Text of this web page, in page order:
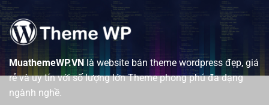
MuathemeWP.VNlà website bán theme wordpress đẹp, giá
rẻ và uy tín với số lượng lớn Theme phong phú đa dạng
ngành nghề.